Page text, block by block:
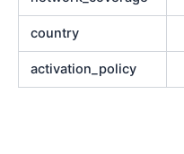
country
activation_policy